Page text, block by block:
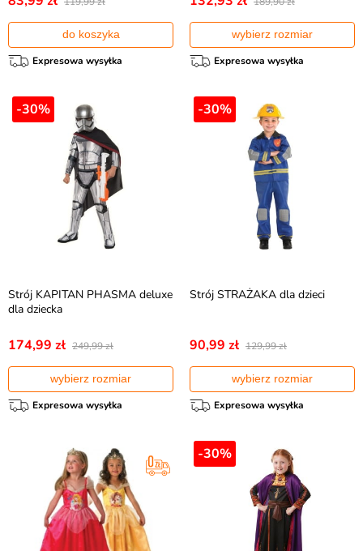
do koszyka
Expresowa wysyłka
wybierz rozmiar
Expresowa wysyłka
-30%
Strój KAPITAN PHASMA deluxe
dla dziecka
174,99 zł 249,99 zł
wybierz rozmiar
Expresowa wysyłka
-30%
Strój STRAŻAKA dla dzieci
90,99 zł 129,99 zł
wybierz rozmiar
Expresowa wysyłka
-30%